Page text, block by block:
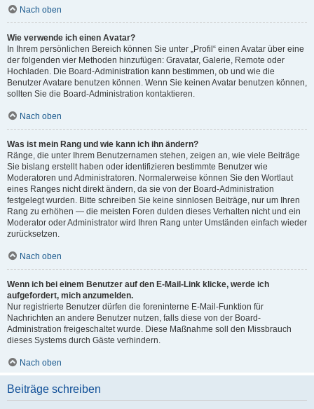
Nach oben
Wie verwende ich einen Avatar?
In Ihrem persönlichen Bereich können Sie unter „Profil“ einen Avatar über eine
der folgenden vier Methoden hinzufügen: Gravatar, Galerie, Remote oder
Hochladen. Die Board-Administration kann bestimmen, ob und wie die
Benutzer Avatare benutzen können. Wenn Sie keinen Avatar benutzen können,
sollten Sie die Board-Administration kontaktieren.
Nach oben
Was ist mein Rang und wie kann ich ihn ändern?
Ränge, die unter Ihrem Benutzernamen stehen, zeigen an, wie viele Beiträge
Sie bislang erstellt haben oder identifizieren bestimmte Benutzer wie
Moderatoren und Administratoren. Normalerweise können Sie den Wortlaut
eines Ranges nicht direkt ändern, da sie von der Board-Administration
festgelegt wurden. Bitte schreiben Sie keine sinnlosen Beiträge, nur um Ihren
Rang zu erhöhen — die meisten Foren dulden dieses Verhalten nicht und ein
Moderator oder Administrator wird Ihren Rang unter Umständen einfach wieder
zurücksetzen.
Nach oben
Wenn ich bei einem Benutzer auf den E-Mail-Link klicke, werde ich
aufgefordert, mich anzumelden.
Nur registrierte Benutzer dürfen die foreninterne E-Mail-Funktion für
Nachrichten an andere Benutzer nutzen, falls diese von der Board-
Administration freigeschaltet wurde. Diese Maßnahme soll den Missbrauch
dieses Systems durch Gäste verhindern.
Nach oben
Beiträge schreiben